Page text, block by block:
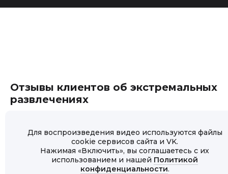
Отзывы клиентов об экстремальных
развлечениях
Для воспроизведения видео используются файлы
cookie сервисов сайта и VK.
Нажимая «Включить», вы соглашаетесь с их
использованием и нашей Политикой
конфиденциальности.